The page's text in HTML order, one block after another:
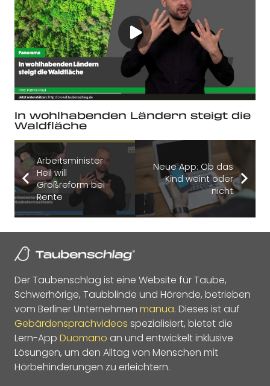
In wohlhabenden Ländern steigt die
Waldfläche
Arbeitsminister
Heil will
Großreform bei
Rente
Neue App: Ob das
Kind weint oder
nicht
Der Taubenschlag ist eine Website für Taube,
Schwerhörige, Taubblinde und Hörende, betrieben
vom Berliner Unternehmen manua. Dieses ist auf
Gebärdensprachvideos spezialisiert, bietet die
Lern-App Duomano an und entwickelt inklusive
Lösungen, um den Alltag von Menschen mit
Hörbehinderungen zu erleichtern.